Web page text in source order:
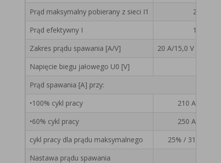
Prąd maksymalny pobierany z sieci I1
23,9
Prąd efektywny I
13,3
Zakres prądu spawania [A/V]
20 A/15,0 V – 315
Napięcie biegu jałowego U0 [V]
Prąd spawania [A] przy:
•100% cykl pracy
210 A / 24,5
•60% cykl pracy
250 A / 26,5
cykl pracy dla prądu maksymalnego
25% / 315 A /
Nastawa prądu spawania